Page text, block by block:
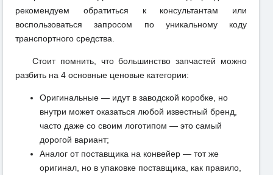
рекомендуем обратиться к консультантам или
воспользоваться запросом по уникальному коду
транспортного средства.
Стоит помнить, что большинство запчастей можно
разбить на 4 основные ценовые категории:
Оригинальные — идут в заводской коробке, но
внутри может оказаться любой известный бренд,
часто даже со своим логотипом — это самый
дорогой вариант;
Аналог от поставщика на конвейер — тот же
оригинал, но в упаковке поставщика, как правило,